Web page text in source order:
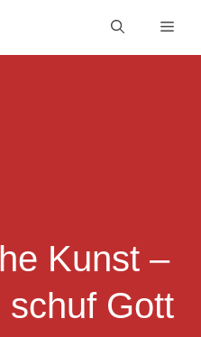
Kunst –
schuf Gott